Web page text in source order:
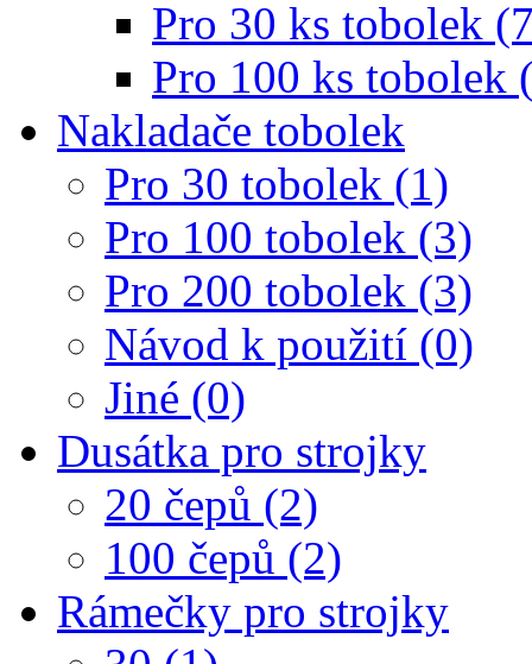
Pro 30 ks tobolek
Pro 100 ks tobolek
Nakladače tobolek
Pro 30 tobolek (1)
Pro 100 tobolek (3)
Pro 200 tobolek (3)
Návod k použití (0)
Jiné (0)
Dusátka pro strojky
20 čepů (2)
100 čepů (2)
Rámečky pro strojky